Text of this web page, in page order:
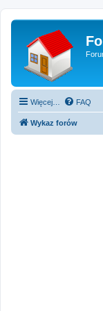
Więcej… FAQ
Wykaz forów